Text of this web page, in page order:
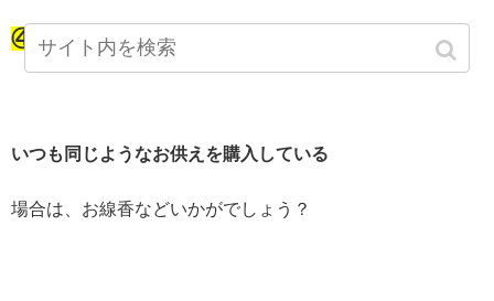
④ お線香
いつも同じようなお供えを購入している
場合は、お線香などいかがでしょう？